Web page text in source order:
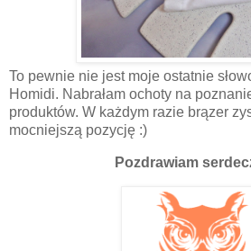
To pewnie nie jest moje ostatnie
Homidi. Nabrałam ochoty na
produktów. W każdym razie brązer
mocniejszą pozycję :)
Pozdrawiam